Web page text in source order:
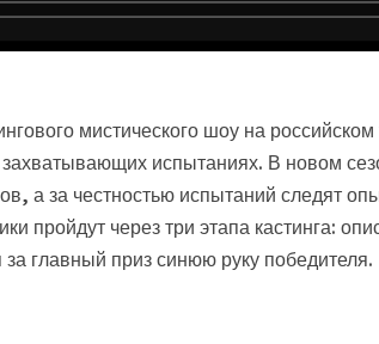
мистического шоу на
испытаниях. В новом
а за честностью испытаний следят
пройдут через три этапа кастинга:
главный приз синюю руку победителя.